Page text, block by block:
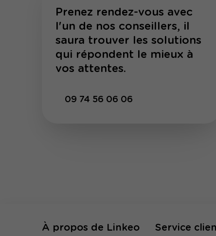
Prenez rendez-vous avec
l'un de nos conseillers, il
saura trouver les solutions
qui répondent le mieux à
vos attentes.
09 74 56 06 06
À propos de Linkeo Service